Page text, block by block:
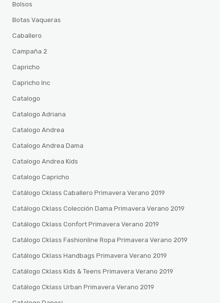
Bolsos
Botas Vaqueras
Caballero
Campaña 2
Capricho
Capricho Inc
Catalogo
Catalogo Adriana
Catalogo Andrea
Catalogo Andrea Dama
Catalogo Andrea Kids
Catalogo Capricho
Catálogo Cklass Caballero Primavera Verano 2019
Catálogo Cklass Colección Dama Primavera Verano 2019
Catálogo Cklass Confort Primavera Verano 2019
Catálogo Cklass Fashionline Ropa Primavera Verano 2019
Catálogo Cklass Handbags Primavera Verano 2019
Catálogo Cklass Kids & Teens Primavera Verano 2019
Catálogo Cklass Urban Primavera Verano 2019